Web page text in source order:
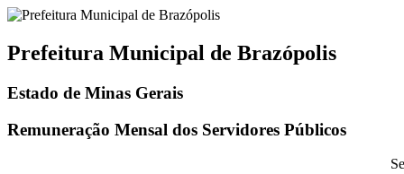
Prefeitura Municipal de Brazópolis
Estado de Minas Gerais
Remuneração Mensal dos Servidores Públicos